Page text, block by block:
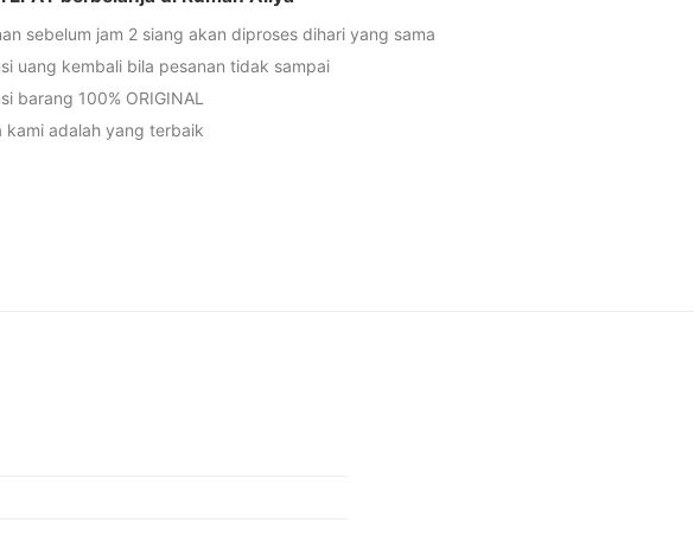
sebelum jam 2 siang akan diproses dihari yang sama
uang kembali bila pesanan tidak sampai
barang 100% ORIGINAL
kami adalah yang terbaik